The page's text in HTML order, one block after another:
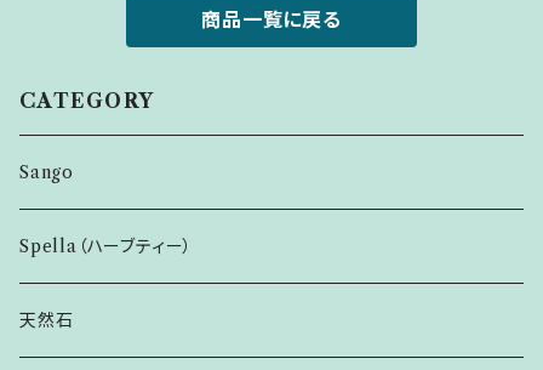
商品一覧に戻る
CATEGORY
Sango
Spella（ハーブティー）
天然石